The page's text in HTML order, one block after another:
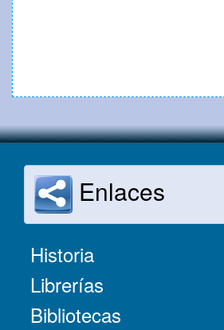
Enlaces
Historia
Librerías
Bibliotecas